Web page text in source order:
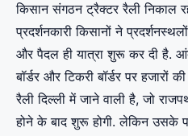
किसान संगठन ट्रैक्टर रैली निकाल
प्रदर्शनकारी किसानों ने
और पैदल ही यात्रा शुरू कर दी है.
बॉर्डर और टिकरी बॉर्डर पर
रैली दिल्ली में जाने वाली है, जो
होने के बाद शुरू होगी. लेकिन उसके